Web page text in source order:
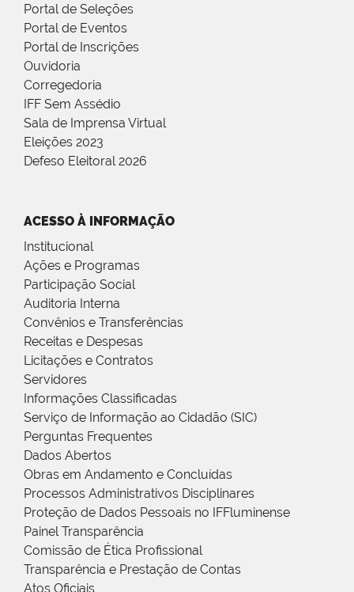
Portal de Seleções
Portal de Eventos
Portal de Inscrições
Ouvidoria
Corregedoria
IFF Sem Assédio
Sala de Imprensa Virtual
Eleições 2023
Defeso Eleitoral 2026
ACESSO À INFORMAÇÃO
Institucional
Ações e Programas
Participação Social
Auditoria Interna
Convênios e Transferências
Receitas e Despesas
Licitações e Contratos
Servidores
Informações Classificadas
Serviço de Informação ao Cidadão (SIC)
Perguntas Frequentes
Dados Abertos
Obras em Andamento e Concluídas
Processos Administrativos Disciplinares
Proteção de Dados Pessoais no IFFluminense
Painel Transparência
Comissão de Ética Profissional
Transparência e Prestação de Contas
Atos Oficiais